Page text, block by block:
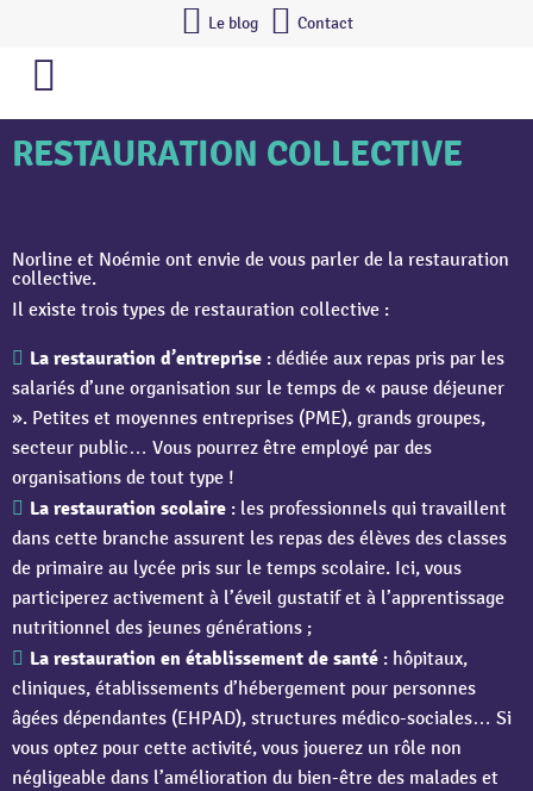
Le blog Contact
RESTAURATION COLLECTIVE
Norline et Noémie ont envie de vous parler de la restauration
collective.
Il existe trois types de restauration collective :
La restauration d’entreprise : dédiée aux repas pris par les
salariés d’une organisation sur le temps de « pause déjeuner
». Petites et moyennes entreprises (PME), grands groupes,
secteur public… Vous pourrez être employé par des
organisations de tout type !
La restauration scolaire : les professionnels qui travaillent
dans cette branche assurent les repas des élèves des classes
de primaire au lycée pris sur le temps scolaire. Ici, vous
participerez activement à l’éveil gustatif et à l’apprentissage
nutritionnel des jeunes générations ;
La restauration en établissement de santé : hôpitaux,
cliniques, établissements d’hébergement pour personnes
âgées dépendantes (EHPAD), structures médico-sociales… Si
vous optez pour cette activité, vous jouerez un rôle non
négligeable dans l’amélioration du bien-être des malades et